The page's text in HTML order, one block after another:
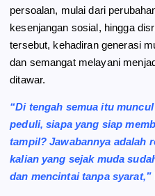
persoalan, mulai dari
kesenjangan sosial, hingga
tersebut, kehadiran generasi
dan semangat melayani
ditawar.
“Di tengah semua itu
peduli, siapa yang siap
tampil? Jawabannya adalah
kalian yang sejak muda
dan mencintai tanpa syarat,”